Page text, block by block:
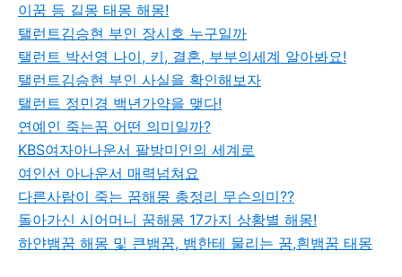
이꿈 등 길몽 태몽 해몽!
탤런트김승현 부인 장시호 누구일까
탤런트 박선영 나이, 키, 결혼, 부부의세계 알아봐요!
탤런트김승현 부인 사실을 확인해보자
탤런트 정민경 백년가약을 맺다!
연예인 죽는꿈 어떤 의미일까?
KBS여자아나운서 팔방미인의 세계로
여인선 아나운서 매력넘쳐요
다른사람이 죽는 꿈해몽 총정리 무슨의미??
돌아가신 시어머니 꿈해몽 17가지 상황별 해몽!
하얀뱀꿈 해몽 및 큰뱀꿈, 뱀한테 물리는 꿈,흰뱀꿈 태몽